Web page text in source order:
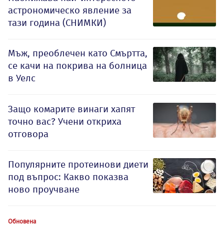
астрономическо явление за
тази година (СНИМКИ)
Мъж, преоблечен като Смъртта,
се качи на покрива на болница
в Уелс
Защо комарите винаги хапят
точно вас? Учени откриха
отговора
Популярните протеинови диети
под въпрос: Какво показва
ново проучване
Обновена